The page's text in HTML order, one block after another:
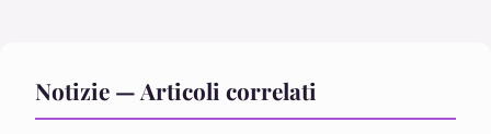
Notizie — Articoli correlati